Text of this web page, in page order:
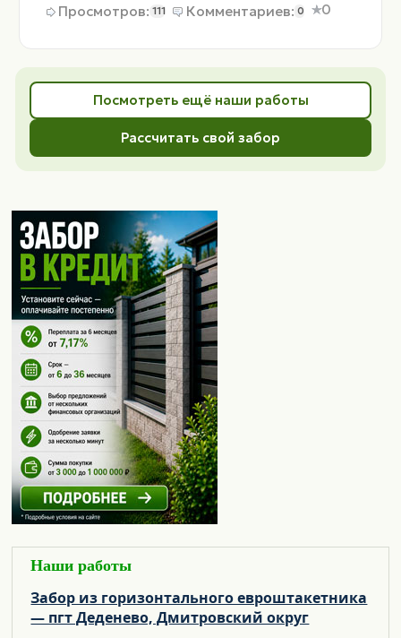
Просмотров: 111 Комментариев: 0 0
Посмотреть ещё наши работы
Рассчитать свой забор
Наши работы
Забор из горизонтального евроштакетника
— пгт Деденево, Дмитровский округ